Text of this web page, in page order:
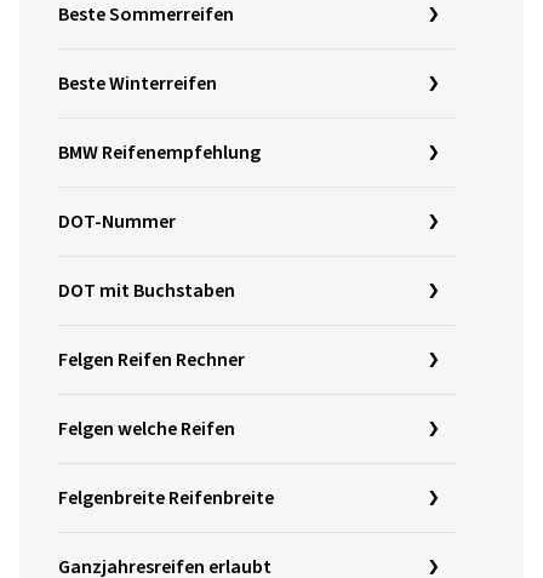
Beste Sommerreifen
Beste Winterreifen
BMW Reifenempfehlung
DOT-Nummer
DOT mit Buchstaben
Felgen Reifen Rechner
Felgen welche Reifen
Felgenbreite Reifenbreite
Ganzjahresreifen erlaubt